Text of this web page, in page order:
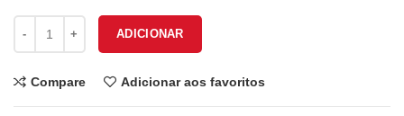
ADICIONAR
Compare Adicionar aos favoritos